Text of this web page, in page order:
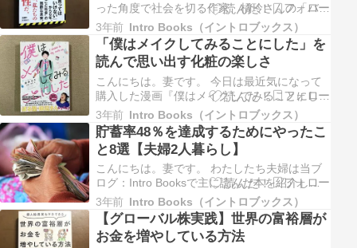
った角度で社会を切る作家、橘玲さんの「バカ
と無知」です。Webメディアの記事でよく名
前は知っていて面白い角度から分析するな〜と
思っていましたが、書籍を読むのは今回が初め
て。もう衝撃的&刺激的&面白すぎて、過去の
本もどんどん読みたくなりま…
3年前 Intro Books（イントロブックス）
「僕はメイクしてみることにした」を
読んで思い出す化粧の楽しさ
こんにちは。妻です。 今日は最近気になって
購入した漫画『僕はメイクしてみることにし
た』を紹介します。 本作品は著者：糸井のぞ
（いといのぞ）さん、原案：鎌塚亮（かまつか
りょう）さんのお二人が携わっています。美容
メディア「VOCE（ヴォーチェ）」ウェブサイ
ト発のマンガ連載で累計100…
3年前 Intro Books（イントロブックス）
貯蓄率48％を達成するためにやったこ
と8選【夫婦2人暮らし】
こんにちは。妻です。 わたしたち夫婦は当ブ
ログ：Intro Booksで主に読んだ本を紹介して
います。 本のジャンルは小説・漫画・実用書
など様々ですが、その中でお金に関する本を読
む機会が増えました。 1冊の本を通じて学んだ
ことや勉強になった部分をピックアップして記
3年前 Intro Books（イントロブックス）
【グローバル株実践】世界の富裕層が
お金を増やしている方法